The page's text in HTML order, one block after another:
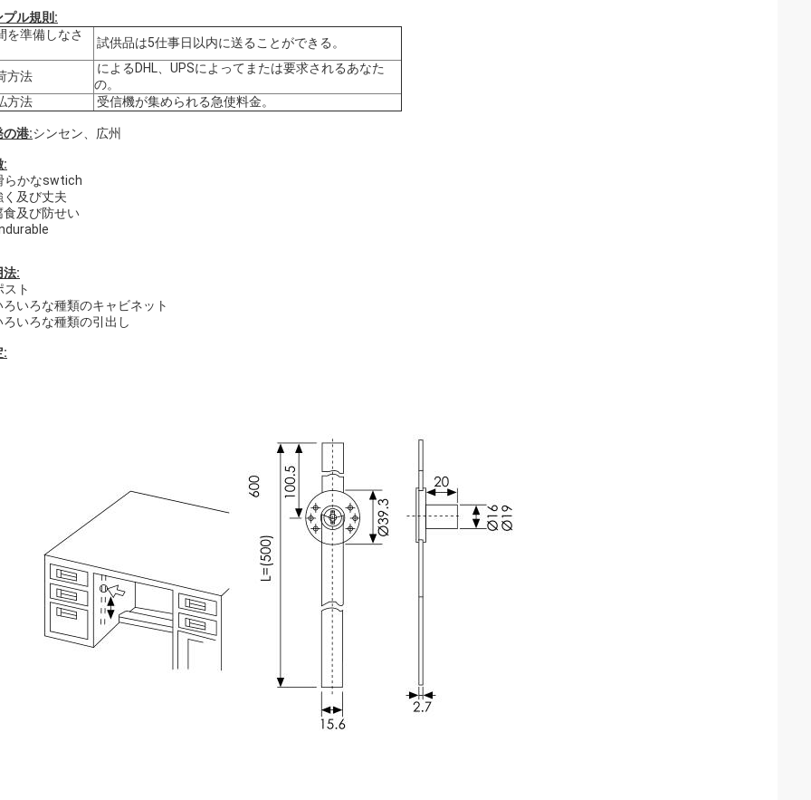
プル規則:
を準備しなさ
試供品は5仕事日以内に送ることができる。
方法
によるDHL、UPSによってまたは要求されるあなた
の。
方法
受信機が集められる急使料金。
の港:シンセン、広州
:
らかなswtich
く及び丈夫
食及び防せい
法:
スト
ろいろな種類のキャビネット
ろいろな種類の引出し
: